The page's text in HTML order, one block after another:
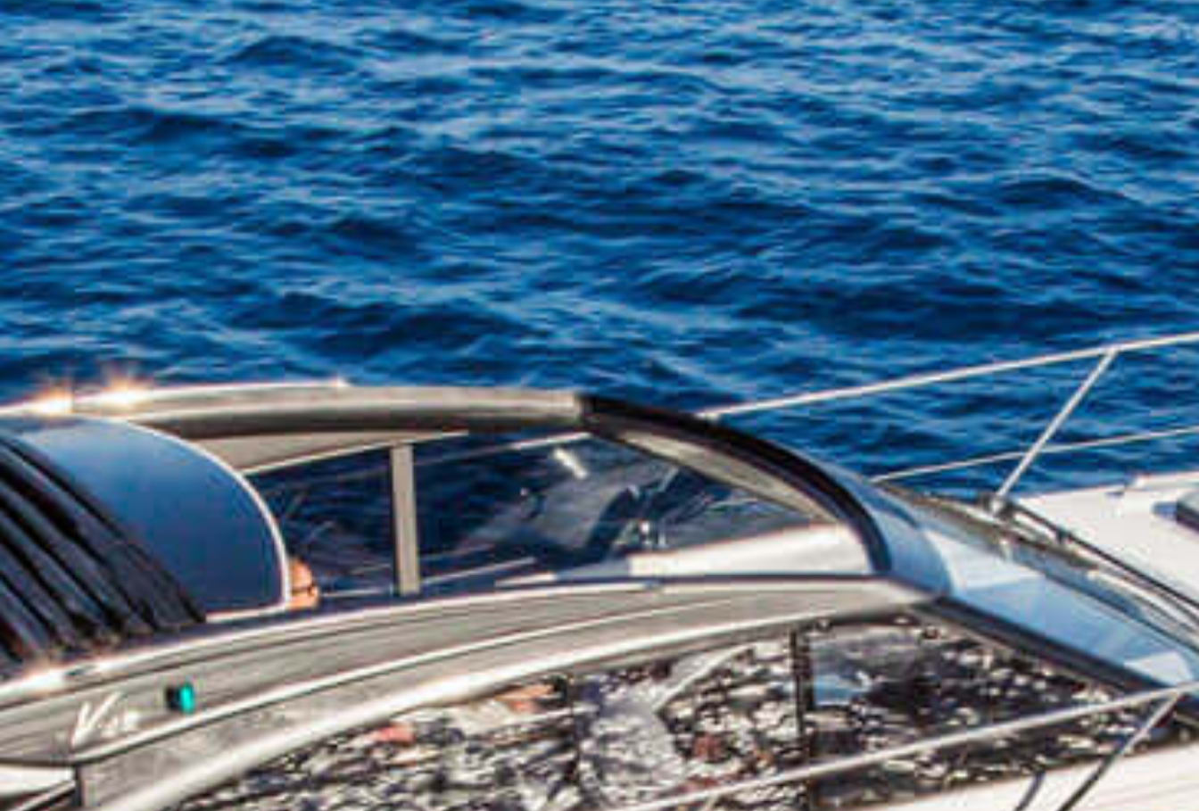
OM
BÅDE
MARINER
TJENESTER
NYHEDER
EVENT
DESIGN STUDIO